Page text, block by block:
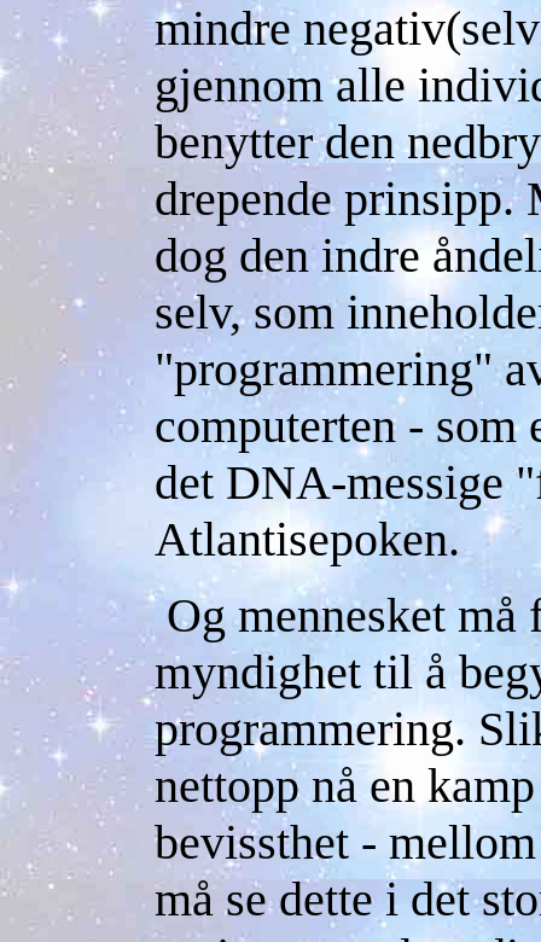
mindre
gjennom alle
benytter den
drepende prinsipp.
dog den indre
selv, som
"programmering"
computerten - som
det DNA-messige
Atlantisepoken.
Og mennesket må
myndighet til å
programmering.
nettopp nå en
bevissthet -
må se dette i det